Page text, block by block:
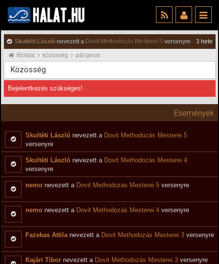
Skultéti László nevezett a Dovit Methodozás Mesterei 5 versenyre
3 hete
főoldal
közösség pál janos
Közösség
Bejelentkezés szükséges!
Események
Skultéti László nevezett a Dovit Methodozás Mesterei 5
versenyre
Skultéti László nevezett a Dovit Methodozás Mesterei 4
versenyre
nemo nevezett a Dovit Methodozás Mesterei 5 versenyre
nemo nevezett a Dovit Methodozás Mesterei 4 versenyre
Fazekas Attilanevezett a Dovit Methodozás Mesterei 3 versenyre
Kajári Tibor nevezett a Dovit Methodozás Mesterei 3 versenyre